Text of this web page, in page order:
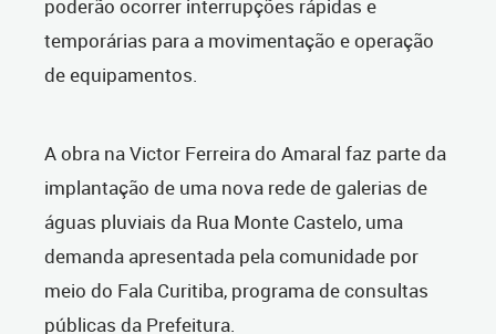
poderão ocorrer interrupções rápidas e
temporárias para a movimentação e operação
de equipamentos.
A obra na Victor Ferreira do Amaral faz parte da
implantação de uma nova rede de galerias de
águas pluviais da Rua Monte Castelo, uma
demanda apresentada pela comunidade por
meio do Fala Curitiba, programa de consultas
públicas da Prefeitura.